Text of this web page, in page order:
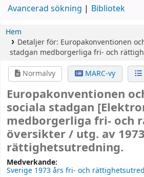
Avancerad sökning Bibliotek
Hem
Detaljer för: Europakonventionen
stadgan medborgerliga fri- och
Normalvy
MARC-vy
Europakonventionen
sociala stadgan
medborgerliga fri- och
översikter / utg. av
rättighetsutredning.
Medverkande:
Sverige 1973 års fri- och